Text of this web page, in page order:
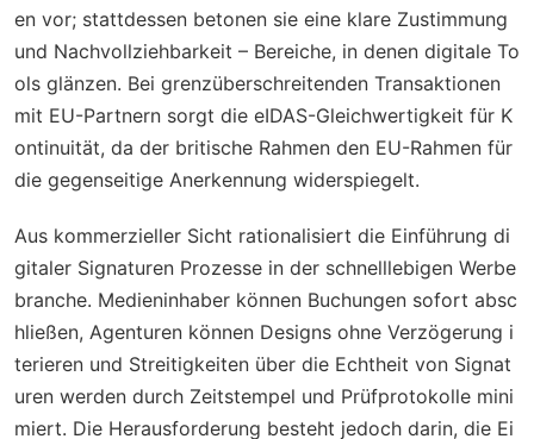
en vor; stattdessen betonen sie eine klare Zustimmung
und Nachvollziehbarkeit – Bereiche, in denen digitale To
ols glänzen. Bei grenzüberschreitenden Transaktionen
mit EU-Partnern sorgt die eIDAS-Gleichwertigkeit für K
ontinuität, da der britische Rahmen den EU-Rahmen für
die gegenseitige Anerkennung widerspiegelt.
Aus kommerzieller Sicht rationalisiert die Einführung di
gitaler Signaturen Prozesse in der schnelllebigen Werbe
branche. Medieninhaber können Buchungen sofort absc
hließen, Agenturen können Designs ohne Verzögerung i
terieren und Streitigkeiten über die Echtheit von Signat
uren werden durch Zeitstempel und Prüfprotokolle mini
miert. Die Herausforderung besteht jedoch darin, die Ei